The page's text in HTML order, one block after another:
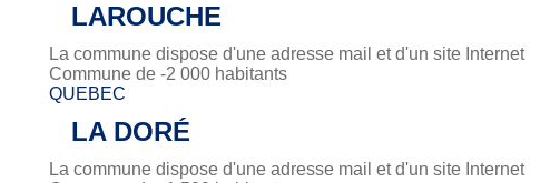
LAROUCHE
La commune dispose d'une adresse mail et d'un site Internet
Commune de -2 000 habitants
QUEBEC
LA DORÉ
La commune dispose d'une adresse mail et d'un site Internet